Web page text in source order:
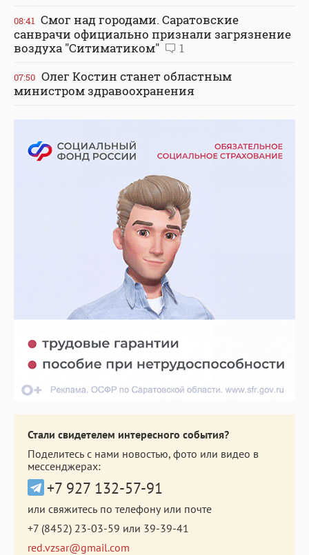
08:41 Смог над городами. Саратовские
санврачи официально признали загрязнение
воздуха "Ситиматиком"
1
07:50 Олег Костин станет областным
министром здравоохранения
Стали свидетелем интересного события?
Поделитесь с нами новостью, фото или видео в
мессенджерах:
+7 927 132-57-91
или свяжитесь по телефону или почте
+7 (8452) 23-03-59 или 39-39-41
red.vzsar@gmail.com